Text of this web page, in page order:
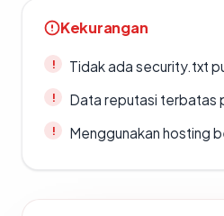
Kekurangan
Tidak ada security.txt
Data reputasi terbatas
Menggunakan hosting